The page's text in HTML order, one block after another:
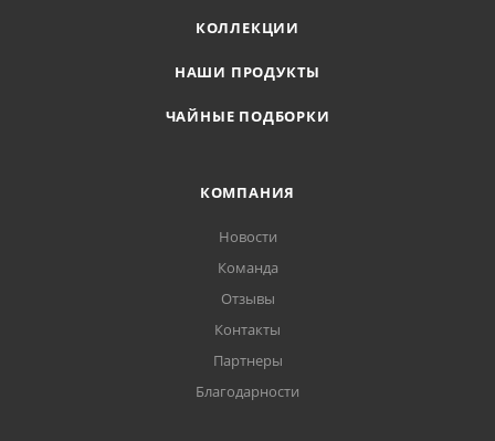
КОЛЛЕКЦИИ
НАШИ ПРОДУКТЫ
ЧАЙНЫЕ ПОДБОРКИ
КОМПАНИЯ
Новости
Команда
Отзывы
Контакты
Партнеры
Благодарности